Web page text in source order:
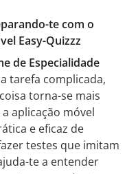
te com o
Easy-Quizzz
de Especialidade
tarefa complicada,
torna-se mais
aplicação móvel
e eficaz de
testes que imitam
te a entender